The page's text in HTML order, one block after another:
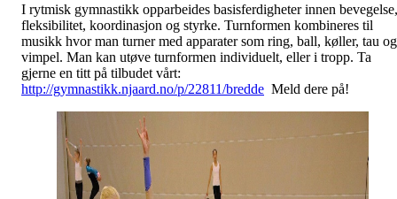
I rytmisk gymnastikk opparbeides basisferdigheter innen bevegelse,
fleksibilitet, koordinasjon og styrke. Turnformen kombineres til
musikk hvor man turner med apparater som ring, ball, køller, tau og
vimpel. Man kan utøve turnformen individuelt, eller i tropp. Ta
gjerne en titt på tilbudet vårt:
http://gymnastikk.njaard.no/p/22811/bredde Meld dere på!